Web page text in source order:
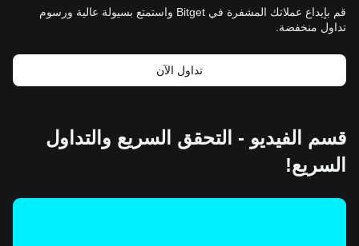
قم بإيداع عملاتك المشفرة في Bitget واستمتع بسيولة عالية ورسوم
تداول منخفضة.
تداول الآن
قسم الفيديو - التحقق السريع والتداول
السريع!